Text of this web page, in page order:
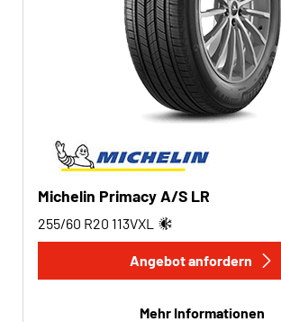
Michelin Primacy A/S LR
255/60 R20 113VXL
Angebot anfordern
Mehr Informationen